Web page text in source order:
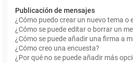
Publicación de mensajes
¿Cómo puedo crear un nuevo tema o
¿Cómo se puede editar o borrar un
¿Cómo se puede añadir una firma a
¿Cómo creo una encuesta?
¿Por qué no se puede añadir más